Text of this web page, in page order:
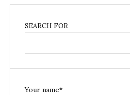
SEARCH FOR
Your name*